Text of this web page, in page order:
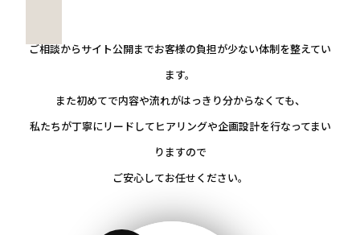
ご相談からサイト公開までお客様の負担が少ない体制を整えてい
ます。
また初めてで内容や流れがはっきり分からなくても、
私たちが丁寧にリードしてヒアリングや企画設計を行なってまい
りますので
ご安心してお任せください。